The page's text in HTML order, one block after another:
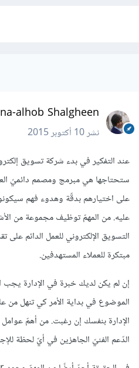
alhob Shalgheen
نشر10 أكتوبر 2015
عند التفكير في بدء شركة تسويق
ستحتاجها هي مبرمج ومصمم دائميّ
على اختيارهم بدقّة وهدوء فهم
عليه. من المهمّ توظيف مجموعة من
التسويق الإلكتروني للعمل الدائم
مبتكرة للعملاء المستهدفين.
إن لم يكن لديك خبرة في الإدارة يجب
الموضوع في بداية الأمر كي تنهل من
الإدارة بنفسك إن رغبت. من أهمّ
الدّعم الفنيّ الجاهزين في أيّ لحظة